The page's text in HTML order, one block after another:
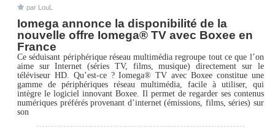
par LouL
Iomega annonce la disponibilité de la
nouvelle offre Iomega® TV avec Boxee en
France
Ce séduisant périphérique réseau multimédia regroupe tout ce que l’on
aime sur Internet (séries TV, films, musique) directement sur le
téléviseur HD. Qu’est-ce ? Iomega® TV avec Boxee constitue une
gamme de périphériques réseau multimédia, facile à utiliser, qui
intègre le logiciel innovant Boxee. Il permet de regarder ses contenus
numériques préférés provenant d’internet (émissions, films, séries) sur
son